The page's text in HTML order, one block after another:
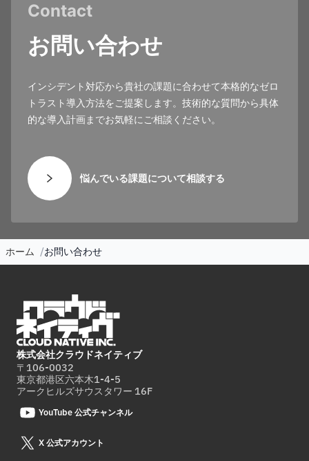
Contact
お問い合わせ
インシデント対応から貴社の課題に合わせて本格的なゼロ
トラスト導入方法をご提案します。技術的な質問から具体
的な導入計画までお気軽にご相談ください。
悩んでいる課題について相談する
ホーム お問い合わせ
株式会社クラウドネイティブ
〒106-0032
東京都港区六本木1-4-5
アークヒルズサウスタワー 16F
YouTube 公式チャンネル
X 公式アカウント